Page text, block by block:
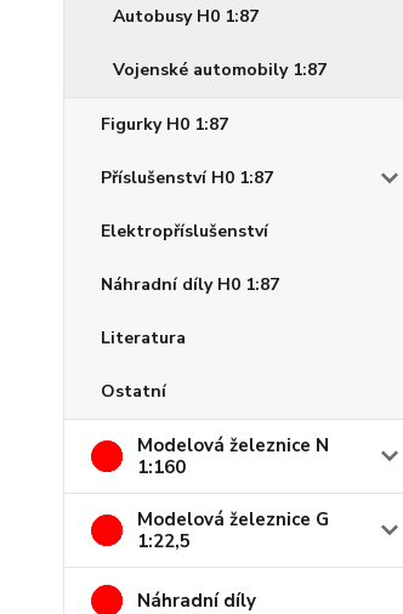
Autobusy H0 1:87
Vojenské automobily 1:87
Figurky H0 1:87
Příslušenství H0 1:87
Elektropříslušenství
Náhradní díly H0 1:87
Literatura
Ostatní
Modelová železnice N
1:160
Modelová železnice G
1:22,5
Náhradní díly